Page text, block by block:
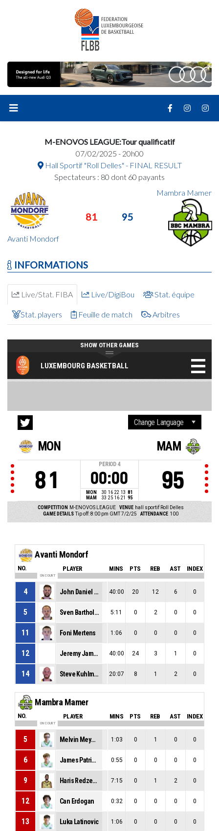
M-ENOVOS LEAGUE:Tour qualificatif
07/02/2025 - 20h00
Hall Sportif "Roll Delles" - FINAL RESULT
Spectateurs : 80 dont 60 payants
Avanti Mondorf
81 95
Mambra Mamer
INFORMATIONS
Live/Stat. FIBA Live/DigiBou Stat. équipe
Stat. players Feuille de match Arbitres